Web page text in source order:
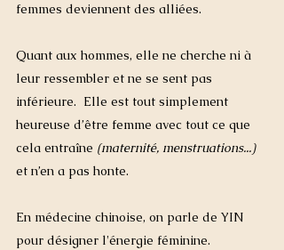
femmes deviennent des alliées.
Quant aux hommes, elle ne cherche ni à
leur ressembler et ne se sent pas
inférieure.  Elle est tout simplement
heureuse d’être femme avec tout ce que
cela entraîne (maternité, menstruations...)
et n’en a pas honte.
En médecine chinoise, on parle de YIN
pour désigner l'énergie féminine.